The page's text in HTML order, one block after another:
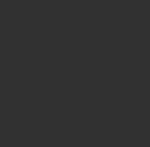
27 %-os)